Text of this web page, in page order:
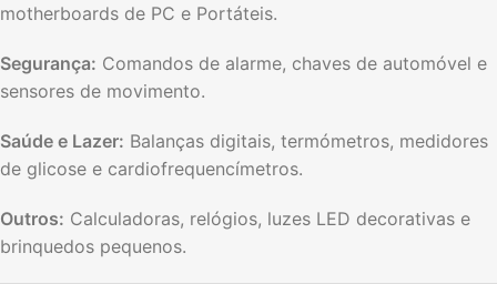
motherboards de PC e Portáteis.
Segurança: Comandos de alarme, chaves de automóvel e
sensores de movimento.
Saúde e Lazer: Balanças digitais, termómetros, medidores
de glicose e cardiofrequencímetros.
Outros: Calculadoras, relógios, luzes LED decorativas e
brinquedos pequenos.